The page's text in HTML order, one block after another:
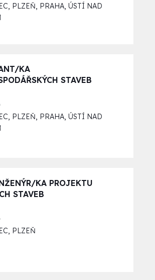
, PLZEŇ, PRAHA,ÚSTÍ NAD
KA
STAVEB
, PLZEŇ, PRAHA,ÚSTÍ NAD
KA PROJEKTU
STAVEB
PLZEŇ